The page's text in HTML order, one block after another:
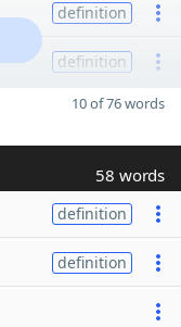
definition
definition
10 of 76 words
58 words
definition
definition